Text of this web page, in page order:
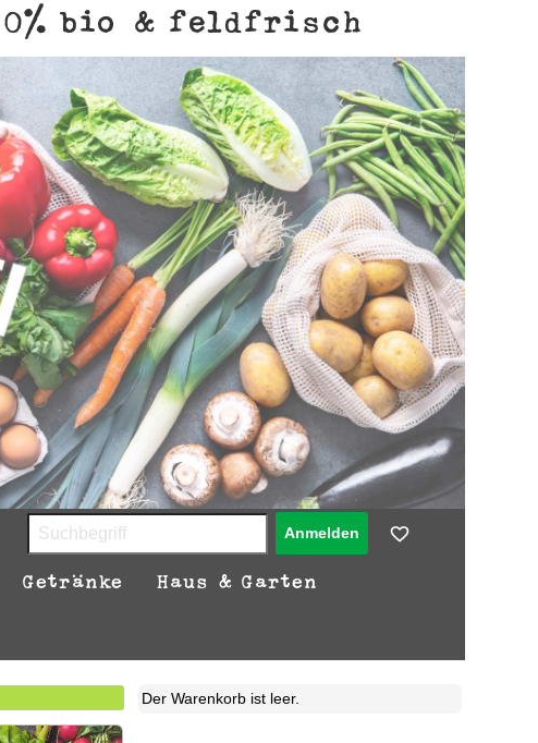
bio & feldfrisch
Du kannst auch mit dem Shop
Anmelden
Getränke Haus & Garten
Der Warenkorb ist leer.